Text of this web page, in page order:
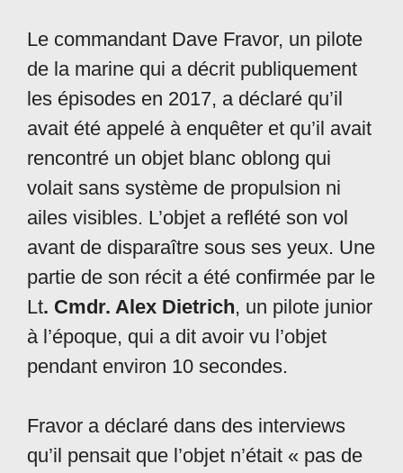
Le commandant Dave Fravor, un pilote
de la marine qui a décrit publiquement
les épisodes en 2017, a déclaré qu’il
avait été appelé à enquêter et qu’il avait
rencontré un objet blanc oblong qui
volait sans système de propulsion ni
ailes visibles. L’objet a reflété son vol
avant de disparaître sous ses yeux. Une
partie de son récit a été confirmée par le
Lt. Cmdr. Alex Dietrich, un pilote junior
à l’époque, qui a dit avoir vu l’objet
pendant environ 10 secondes.
Fravor a déclaré dans des interviews
qu’il pensait que l’objet n’était « pas de